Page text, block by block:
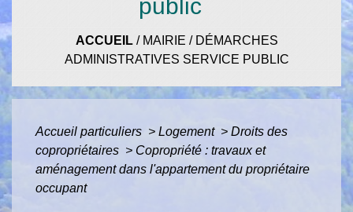
public
ACCUEIL/ MAIRIE / DÉMARCHES
ADMINISTRATIVES SERVICE PUBLIC
Accueil particuliers > Logement > Droits des
copropriétaires > Copropriété : travaux et
aménagement dans l'appartement du propriétaire
occupant